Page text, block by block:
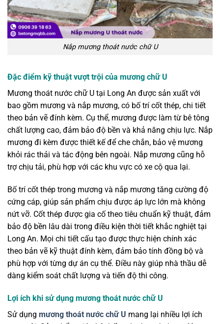
Nắp mương thoát nước chữ U
Đặc điểm kỹ thuật vượt trội của mương chữ U
Mương thoát nước chữ U tại Long An được sản xuất với
bao gồm mương và nắp mương, có bố trí cốt thép, chi tiết
theo bản vẽ đính kèm. Cụ thể, mương được làm từ bê tông
chất lượng cao, đảm bảo độ bền và khả năng chịu lực. Nắp
mương đi kèm được thiết kế để che chắn, bảo vệ mương
khỏi rác thải và tác động bên ngoài. Nắp mương cũng hỗ
trợ chịu tải, phù hợp với các khu vực có xe cộ qua lại.
Bố trí cốt thép trong mương và nắp mương tăng cường độ
cứng cáp, giúp sản phẩm chịu được áp lực lớn mà không
nứt vỡ. Cốt thép được gia cố theo tiêu chuẩn kỹ thuật, đảm
bảo độ bền lâu dài trong điều kiện thời tiết khắc nghiệt tại
Long An. Mọi chi tiết cấu tạo được thực hiện chính xác
theo bản vẽ kỹ thuật đính kèm, đảm bảo tính đồng bộ và
phù hợp với từng dự án cụ thể. Điều này giúp nhà thầu dễ
dàng kiểm soát chất lượng và tiến độ thi công.
Lợi ích khi sử dụng mương thoát nước chữ U
Sử dụng mương thoát nước chữ U mang lại nhiều lợi ích